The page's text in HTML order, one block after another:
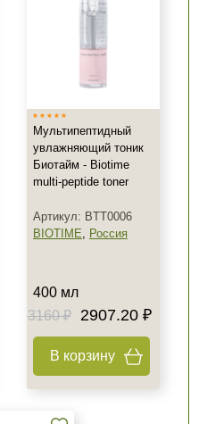
Мультипептидный
увлажняющий тоник
Биотайм - Biotime
multi-peptide toner
Артикул: BTT0006
BIOTIME, Россия
400 мл
3160 ₽
2907.20 ₽
В корзину